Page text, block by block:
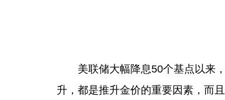
美联储大幅降息50个基点以来，
升，都是推升金价的重要因素，而